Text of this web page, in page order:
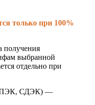
только при 100%
получения
выбранной
отдельно при
ПЭК, СДЭК) —